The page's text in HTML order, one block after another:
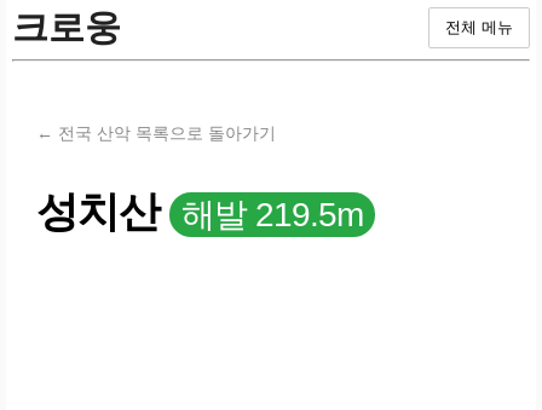
크로웅 전체 메뉴
← 전국 산악 목록으로 돌아가기
성치산 해발 219.5m